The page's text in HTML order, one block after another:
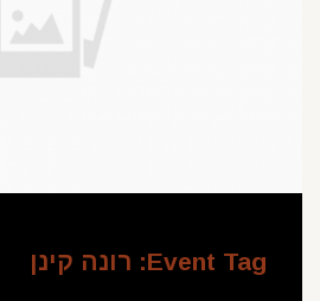
Event Tag: רונה קינן